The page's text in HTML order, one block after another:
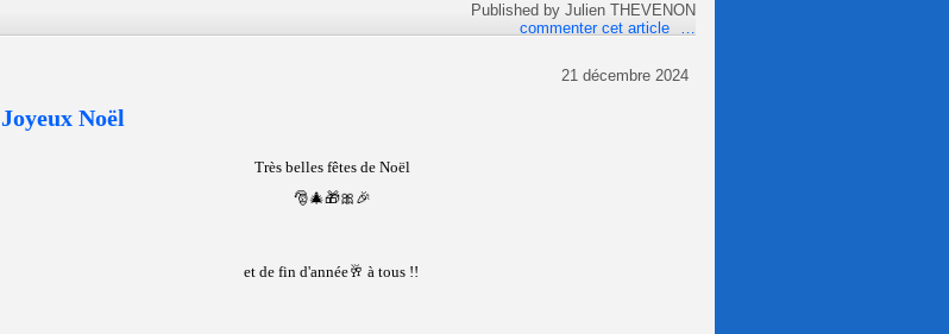
Published by Julien THEVENON
commenter cet article
…
21 décembre 2024
Joyeux Noël
Très belles fêtes de Noël
🎅🎄🎁🎀🎉
et de fin d'année🥂 à tous !!